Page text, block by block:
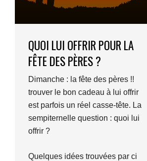
QUOI LUI OFFRIR POUR LA
FÊTE DES PÈRES ?
Dimanche : la fête des pères !!
trouver le bon cadeau à lui offrir
est parfois un réel casse-tête. La
sempiternelle question : quoi lui
offrir ?
Quelques idées trouvées par ci